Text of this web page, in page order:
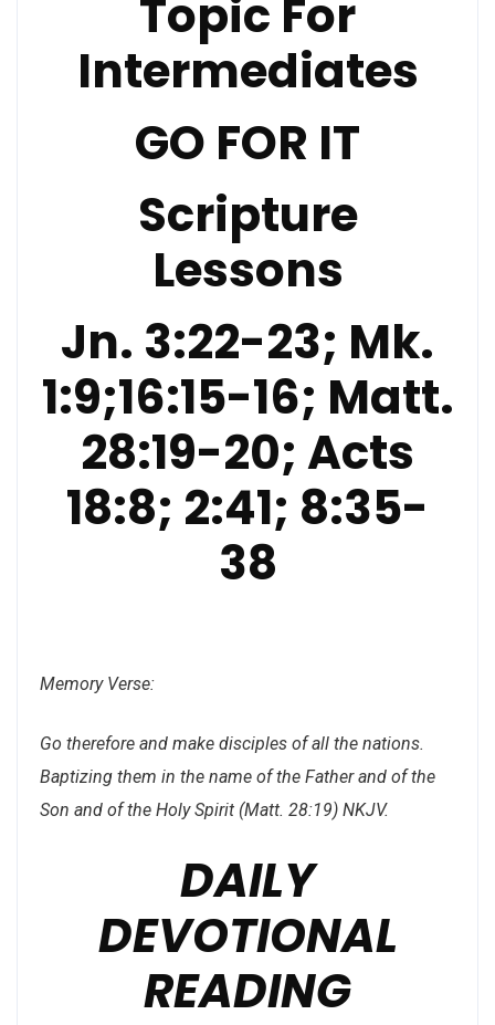
Topic For
Intermediates
GO FOR IT
Scripture
Lessons
Jn. 3:22-23; Mk.
1:9;16:15-16; Matt.
28:19-20; Acts
18:8; 2:41; 8:35-
38
Memory Verse:
Go therefore and make disciples of all the nations.
Baptizing them in the name of the Father and of the
Son and of the Holy Spirit (Matt. 28:19) NKJV.
DAILY
DEVOTIONAL
READING